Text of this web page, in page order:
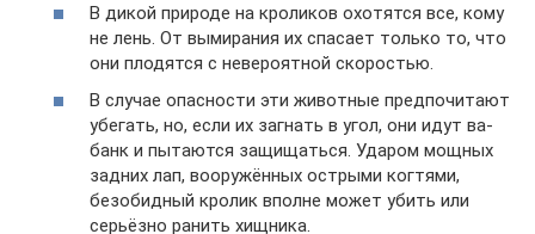
В дикой природе на кроликов охотятся все, кому
не лень. От вымирания их спасает только то, что
они плодятся с невероятной скоростью.
В случае опасности эти животные предпочитают
убегать, но, если их загнать в угол, они идут ва-
банк и пытаются защищаться. Ударом мощных
задних лап, вооружённых острыми когтями,
безобидный кролик вполне может убить или
серьёзно ранить хищника.